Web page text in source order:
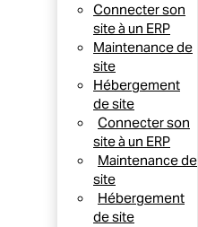
Connecter son
site à un ERP
Maintenance de
site
Hébergement
de site
Connecter son
site à un ERP
Maintenance de
site
Hébergement
de site